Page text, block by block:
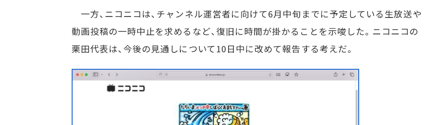
一方、ニコニコは、チャンネル運営者に向けて6月中旬までに予定している生放送や
動画投稿の一時中止を求めるなど、復旧に時間が掛かることを示唆した。ニコニコの
栗田代表は、今後の見通しについて10日中に改めて報告する考えだ。